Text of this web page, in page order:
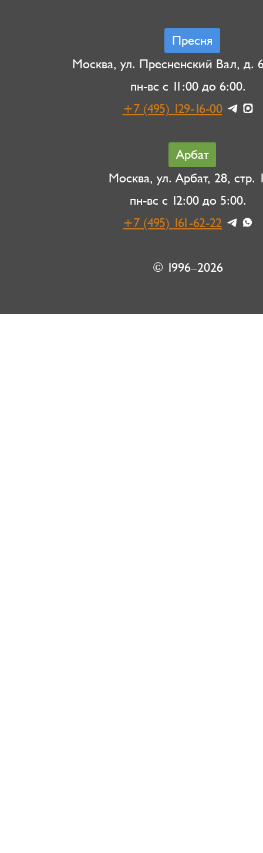
Пресня
Москва, ул. Пресненский Вал, д.
пн-вс с 11:00 до 6:00.
+7 (495) 129-16-00
Арбат
Москва, ул. Арбат, 28, стр.
пн-вс с 12:00 до 5:00.
+7 (495) 161-62-22
© 1996–2026